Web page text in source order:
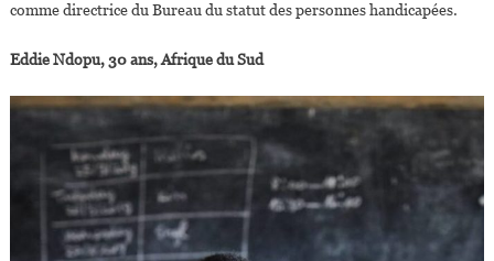
comme directrice du Bureau du statut des personnes handicapées.
Eddie Ndopu, 30 ans, Afrique du Sud